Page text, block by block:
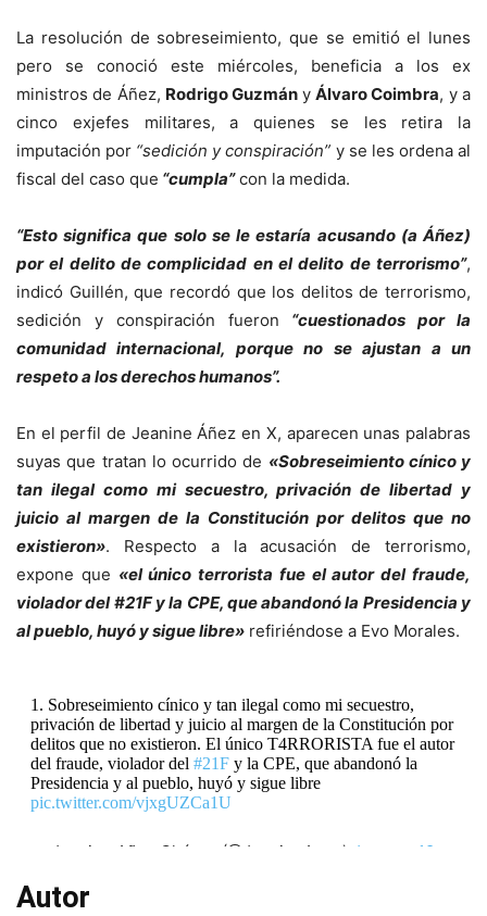
La resolución de sobreseimiento, que se emitió el lunes
pero se conoció este miércoles, beneficia a los ex
ministros de Áñez, Rodrigo Guzmán yÁlvaro Coimbra, y a
cinco exjefes militares, a quienes se les retira la
imputación por “sedición y conspiración” y se les ordena al
fiscal del caso que “cumpla”con la medida.
“Esto significa que solo se le estaría acusando (a Áñez)
por el delito de complicidad en el delito de terrorismo”,
indicó Guillén, que recordó que los delitos de terrorismo,
sedición y conspiración fueron
“cuestionados por la
comunidad internacional, porque no se ajustan a un
respeto a los derechos humanos”.
En el perfil de Jeanine Áñez en X, aparecen unas palabras
suyas que tratan lo ocurrido de «Sobreseimiento cínico y
tan ilegal como mi secuestro, privación de libertad y
juicio al margen de la Constitución por delitos que no
existieron». Respecto a la acusación de terrorismo,
expone que «el único terrorista fue el autor del fraude,
violador del #21F y la CPE, que abandonó la Presidencia y
al pueblo, huyó y sigue libre» refiriéndose a Evo Morales.
1. Sobreseimiento cínico y tan ilegal como mi secuestro,
privación de libertad y juicio al margen de la Constitución por
delitos que no existieron. El único T4RRORISTA fue el autor
del fraude, violador del #21Fy la CPE, que abandonó la
Presidencia y al pueblo, huyó y sigue libre
pic.twitter.com/vjxgUZCa1U
— Jeanine Añez Chávez (@JeanineAnez) January 18,
Autor